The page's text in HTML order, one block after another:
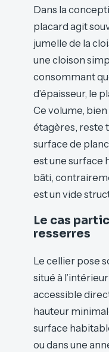
Dans la
placard agit
jumelle de la
une cloison
consommant
d’épaisseur, le
Ce volume, bien
étagères, reste
surface de
est une surface
bâti,
est un vide
Le cas
resserres
Le cellier pose
situé à
accessible
hauteur
surface
ou dans une